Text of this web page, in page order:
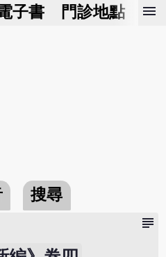
子書 門診地點 預
menu
搜尋
subject